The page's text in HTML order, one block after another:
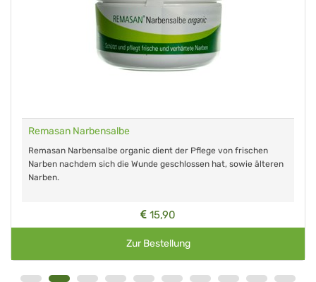
Remasan Narbensalbe
Remasan Narbensalbe organic dient der Pflege von frischen
Narben nachdem sich die Wunde geschlossen hat, sowie älteren
Narben.
15,90
Zur Bestellung